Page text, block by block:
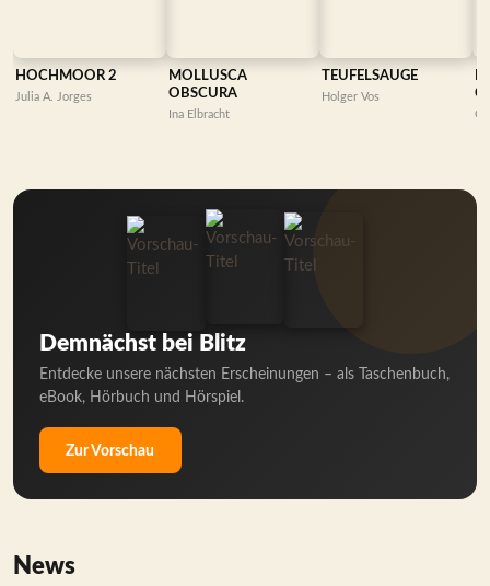
HOCHMOOR 2
Julia A. Jorges
MOLLUSCA
OBSCURA
Ina Elbracht
TEUFELSAUGE
Holger Vos
G.
Demnächst bei Blitz
Entdecke unsere nächsten Erscheinungen – als Taschenbuch,
eBook, Hörbuch und Hörspiel.
Zur Vorschau
News